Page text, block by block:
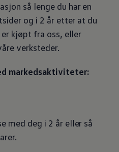
så lenge du har en
og i 2 år etter at du
kjøpt fra oss, eller
verksteder.
markedsaktiviteter:
med deg i 2 år eller så